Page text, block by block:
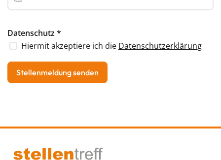
Datenschutz*
Hiermit akzeptiere ich die Datenschutzerklärung